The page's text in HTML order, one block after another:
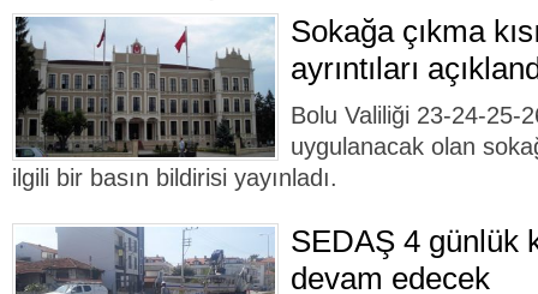
Sokağa çıkma
ayrıntıları
Bolu Valiliği 23-24-25-
uygulanacak olan
ilgili bir basın bildirisi yayınladı.
SEDAŞ 4 günlük
devam edecek